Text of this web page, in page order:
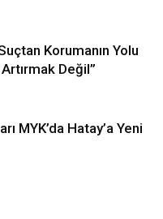
Korumanın Yolu
Değil”
MYK’da Hatay’a Yeni